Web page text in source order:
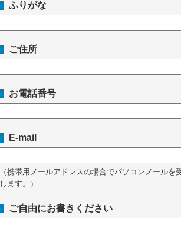
ふりがな
ご住所
お電話番号
E-mail
（携帯用メールアドレスの場合でパソコンメール
します。）
ご自由にお書きください